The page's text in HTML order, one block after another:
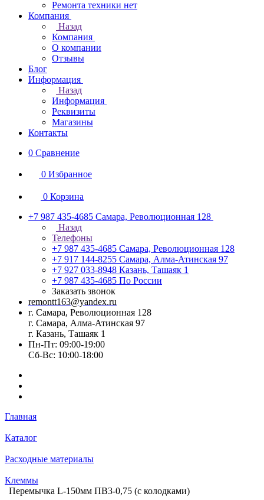
Ремонта техники нет
Компания
Назад
Компания
О компании
Отзывы
Блог
Информация
Назад
Информация
Реквизиты
Магазины
Контакты
0 Сравнение
0 Избранное
0 Корзина
+7 987 435-4685 Самара, Революционная 128
Назад
Телефоны
+7 987 435-4685 Самара, Революционная 128
+7 917 144-8255 Самара, Алма-Атинская 97
+7 927 033-8948 Казань, Ташаяк 1
+7 987 435-4685 По России
Заказать звонок
remontt163@yandex.ru
г. Самара, Революционная 128
г. Самара, Алма-Атинская 97
г. Казань, Ташаяк 1
Пн-Пт: 09:00-19:00
Сб-Вс: 10:00-18:00
Главная
Каталог
Расходные материалы
Клеммы
Перемычка L-150мм ПВ3-0,75 (с колодками)